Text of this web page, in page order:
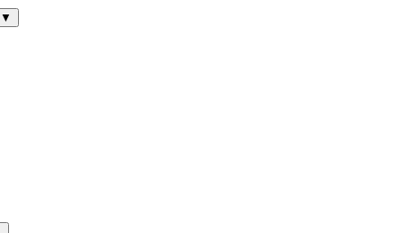
▼